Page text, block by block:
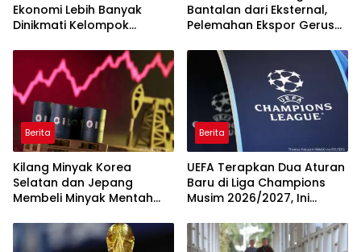
Ekonomi Lebih Banyak
Dinikmati Kelompok
Bantalan dari Eksternal,
Pelemahan Ekspor Gerus
Berita
Kilang Minyak Korea
Selatan dan Jepang
Membeli Minyak Mentah
Berita
UEFA Terapkan Dua Aturan
Baru di Liga Champions
Musim 2026/2027, Ini